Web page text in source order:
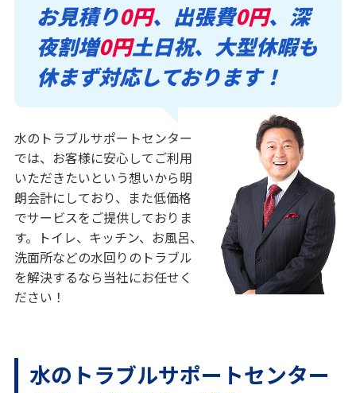
お見積り0円、出張費0円、深
夜割増0円土日祝、大型休暇も
休まず対応しております！
水のトラブルサポートセンター
では、お客様に安心してご利用
いただきたいという想いから明
朗会計にしており、また低価格
でサービスをご提供しておりま
す。トイレ、キッチン、お風呂、
洗面所などの水回りのトラブル
を解決するなら当社にお任せく
ださい！
水のトラブルサポートセンター